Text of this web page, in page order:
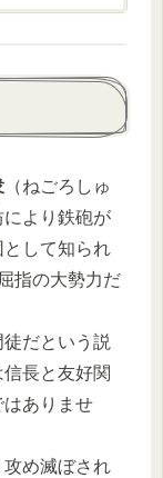
（ねごろしゅ
により鉄砲が
して知られ
指の大勢力だ
だという説
長と友好関
ありませ
め滅ぼされ